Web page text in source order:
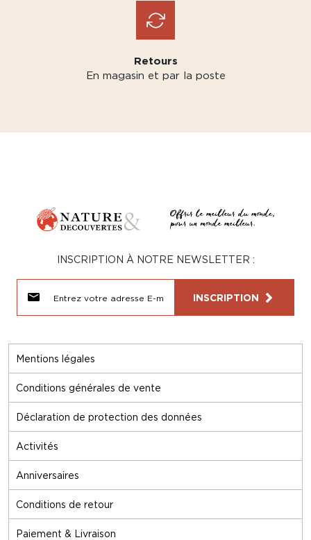
Retours
En magasin et par la poste
Mentions légales
Conditions générales de vente
Déclaration de protection des données
Activités
Anniversaires
Conditions de retour
Paiement & Livraison
INSCRIPTION À NOTRE NEWSLETTER :
INSCRIPTION